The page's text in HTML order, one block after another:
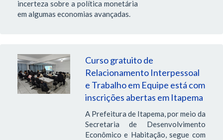
incerteza sobre a política monetária
em algumas economias avançadas.
Curso gratuito de
Relacionamento Interpessoal
e Trabalho em Equipe está com
inscrições abertas em Itapema
A Prefeitura de Itapema, por meio da
Secretaria de Desenvolvimento
Econômico e Habitação, segue com